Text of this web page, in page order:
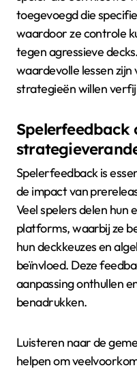
toegevoegd die
waardoor ze controle
tegen agressieve
waardevolle lessen
strategieën willen
Spelerfeedback
Spelerfeedback is
de impact van
Veel spelers delen hun
platforms, waarbij ze
hun deckkeuzes en
beïnvloed. Deze
aanpassing onthullen
benadrukken.
Luisteren naar de
helpen om